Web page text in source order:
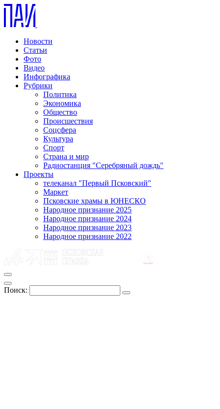
Новости
Статьи
Фото
Видео
Инфографика
Рубрики
Политика
Экономика
Общество
Происшествия
Соцсфера
Культура
Спорт
Страна и мир
Радиостанция "Серебряный дождь"
Проекты
телеканал "Первый Псковский"
Маркет
Псковские храмы в ЮНЕСКО
Народное признание 2025
Народное признание 2024
Народное признание 2023
Народное признание 2022
Поиск: